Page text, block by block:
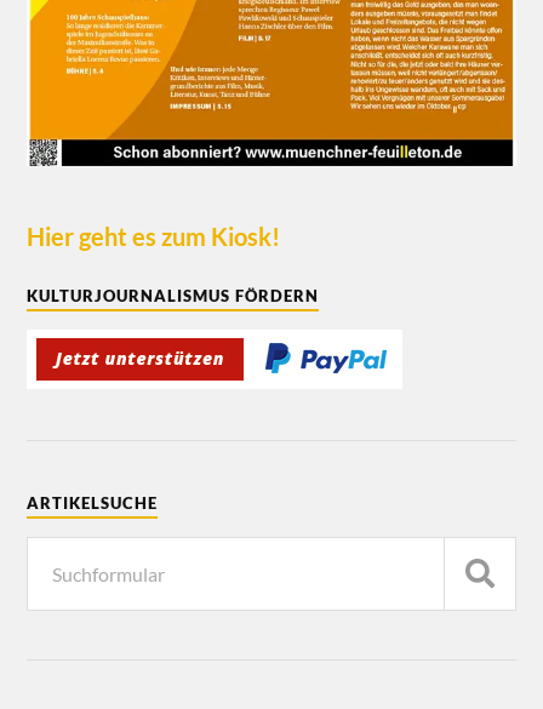
Hier geht es zum Kiosk!
KULTURJOURNALISMUS FÖRDERN
ARTIKELSUCHE